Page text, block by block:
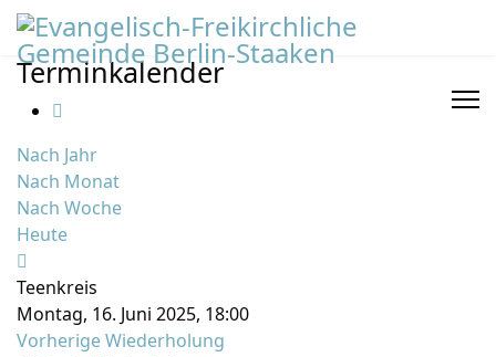
Terminkalender
Nach Jahr
Nach Monat
Nach Woche
Heute
Teenkreis
Montag, 16. Juni 2025, 18:00
Vorherige Wiederholung